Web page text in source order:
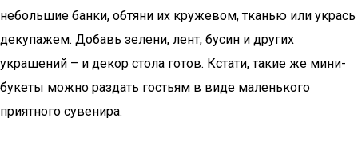
небольшие банки, обтяни их кружевом, тканью или укрась
декупажем. Добавь зелени, лент, бусин и других
украшений – и декор стола готов. Кстати, такие же мини-
букеты можно раздать гостьям в виде маленького
приятного сувенира.